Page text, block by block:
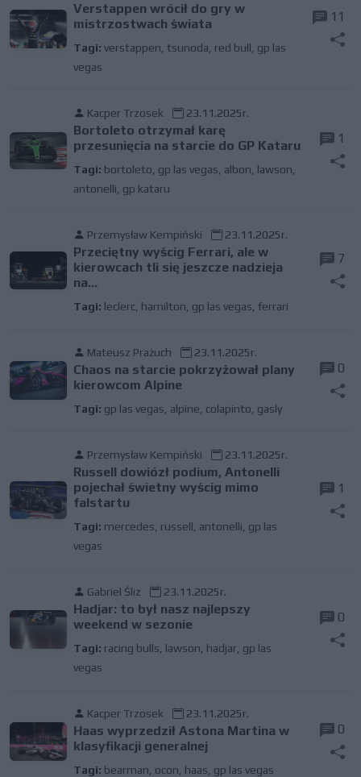
Verstappen wrócił do gry w
mistrzostwach świata
Tagi: verstappen tsunoda red bull gp las
vegas
11
Kacper Trzosek 23.11.2025r.
Bortoleto otrzymał karę
przesunięcia na starcie do GP Kataru
Tagi: bortoleto gp las vegas albon lawson
antonelli gp kataru
1
Przemysław Kempiński 23.11.2025r.
Przeciętny wyścig Ferrari, ale w
kierowcach tli się jeszcze nadzieja
na...
Tagi: leclerc, hamilton gp las vegas ferrari
7
Mateusz Prażuch 23.11.2025r.
Chaos na starcie pokrzyżował plany
kierowcom Alpine
Tagi: gp las vegas alpine colapinto gasly
0
Przemysław Kempiński 23.11.2025r.
Russell dowiózł podium, Antonelli
pojechał świetny wyścig mimo
falstartu
Tagi: mercedes russell antonelli gp las
vegas
1
Gabriel Śliz 23.11.2025r.
Hadjar: to był nasz najlepszy
weekend w sezonie
Tagi: racing bulls lawson hadjar gp las
vegas
0
Kacper Trzosek 23.11.2025r.
Haas wyprzedził Astona Martina w
klasyfikacji generalnej
Tagi: bearman ocon haas gp las vegas
0